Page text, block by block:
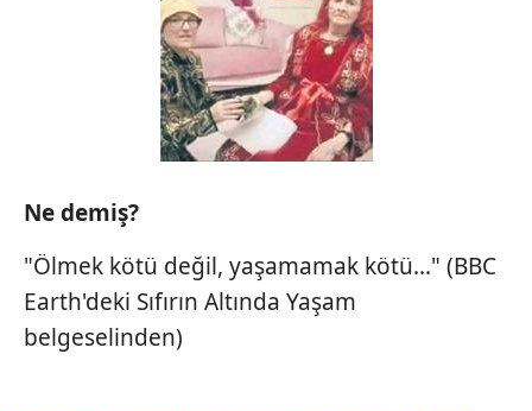
Ne demiş?
"Ölmek kötü değil, yaşamamak kötü..." (BBC
Earth'deki Sıfırın Altında Yaşam
belgeselinden)